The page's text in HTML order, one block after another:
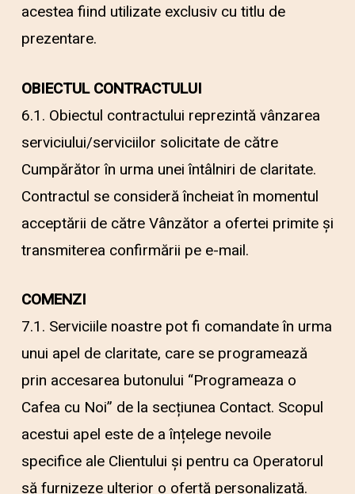
acestea fiind utilizate exclusiv cu titlu de
prezentare.
OBIECTUL CONTRACTULUI
6.1. Obiectul contractului reprezintă vânzarea
serviciului/serviciilor solicitate de către
Cumpărător în urma unei întâlniri de claritate.
Contractul se consideră încheiat în momentul
acceptării de către Vânzător a ofertei primite și
transmiterea confirmării pe e-mail.
COMENZI
7.1. Serviciile noastre pot fi comandate în urma
unui apel de claritate, care se programează
prin accesarea butonului “Programeaza o
Cafea cu Noi” de la secțiunea Contact. Scopul
acestui apel este de a înțelege nevoile
specifice ale Clientului și pentru ca Operatorul
să furnizeze ulterior o ofertă personalizată.